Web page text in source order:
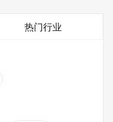
热门行业